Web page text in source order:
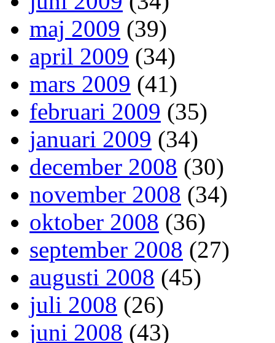
maj 2009 (39)
april 2009 (34)
mars 2009 (41)
februari 2009 (35)
januari 2009 (34)
december 2008 (30)
november 2008 (34)
oktober 2008 (36)
september 2008 (27)
augusti 2008 (45)
juli 2008 (26)
juni 2008 (43)